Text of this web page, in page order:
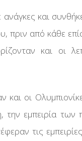
και
πριν από κάθε
και οι
και οι
εμπειρία των
τις